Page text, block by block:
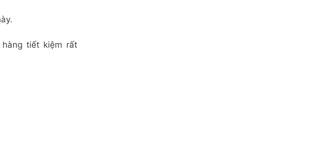
tiết kiệm rất